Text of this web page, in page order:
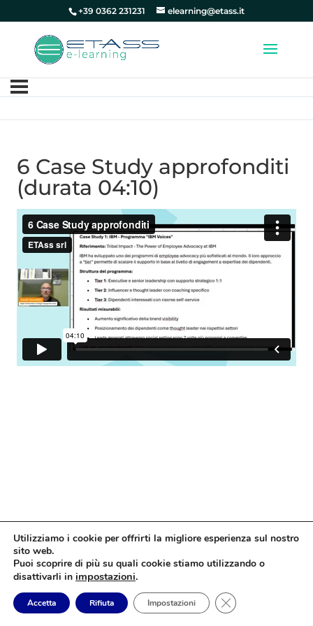
+39 0362 231231 elearning@etass.it
6 Case Study approfonditi
(durata 04:10)
Utilizziamo i cookie per offrirti la migliore esperienza sul nostro
sito web.
Puoi scoprire di più su quali cookie stiamo utilizzando o
disattivarli in impostazioni.
Accetta Rifiuta Impostazioni Close GDPR